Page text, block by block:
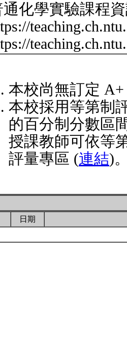
通化學實驗課程
本校尚無訂定
本校採用等第制
的百分制分數區
授課教師可依等
評量專區 (連結)
日期